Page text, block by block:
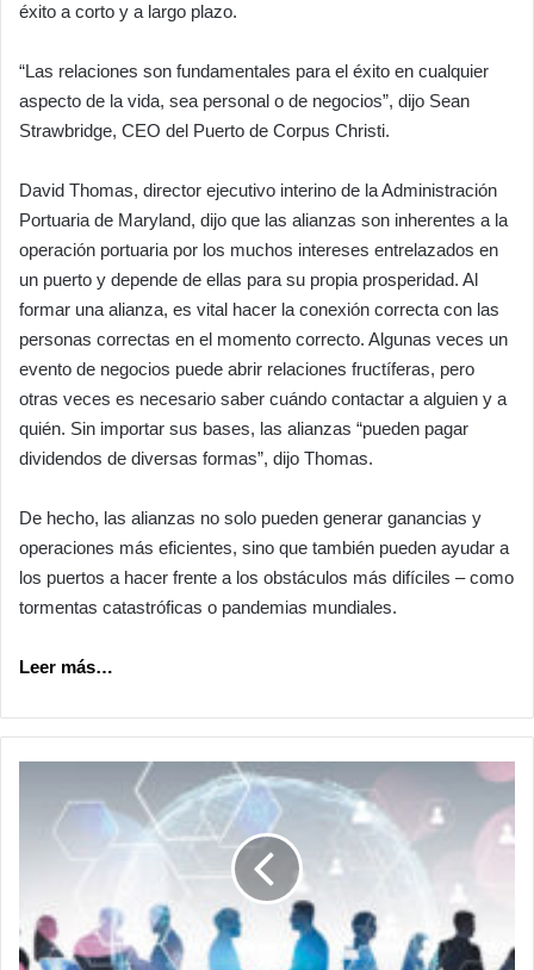
éxito a corto y a largo plazo.
“Las relaciones son fundamentales para el éxito en cualquier
aspecto de la vida, sea personal o de negocios”, dijo Sean
Strawbridge, CEO del Puerto de Corpus Christi.
David Thomas, director ejecutivo interino de la Administración
Portuaria de Maryland, dijo que las alianzas son inherentes a la
operación portuaria por los muchos intereses entrelazados en
un puerto y depende de ellas para su propia prosperidad. Al
formar una alianza, es vital hacer la conexión correcta con las
personas correctas en el momento correcto. Algunas veces un
evento de negocios puede abrir relaciones fructíferas, pero
otras veces es necesario saber cuándo contactar a alguien y a
quién. Sin importar sus bases, las alianzas “pueden pagar
dividendos de diversas formas”, dijo Thomas.
De hecho, las alianzas no solo pueden generar ganancias y
operaciones más eficientes, sino que también pueden ayudar a
los puertos a hacer frente a los obstáculos más difíciles – como
tormentas catastróficas o pandemias mundiales.
Leer más…
Programs
Grant
Money